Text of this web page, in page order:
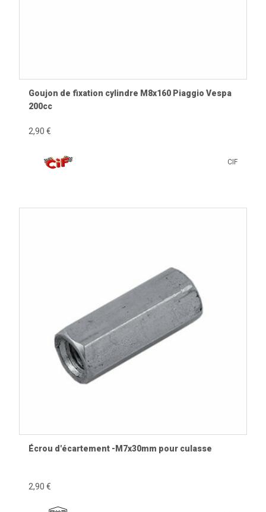
Goujon de fixation cylindre M8x160 Piaggio Vespa
200cc
2,90 €
CIF
Écrou d'écartement -M7x30mm pour culasse
2,90 €